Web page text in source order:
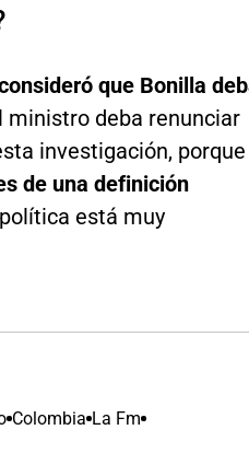
que Bonilla
ministro deba renunciar
investigación, porque
de una definición
está muy
Colombia La Fm